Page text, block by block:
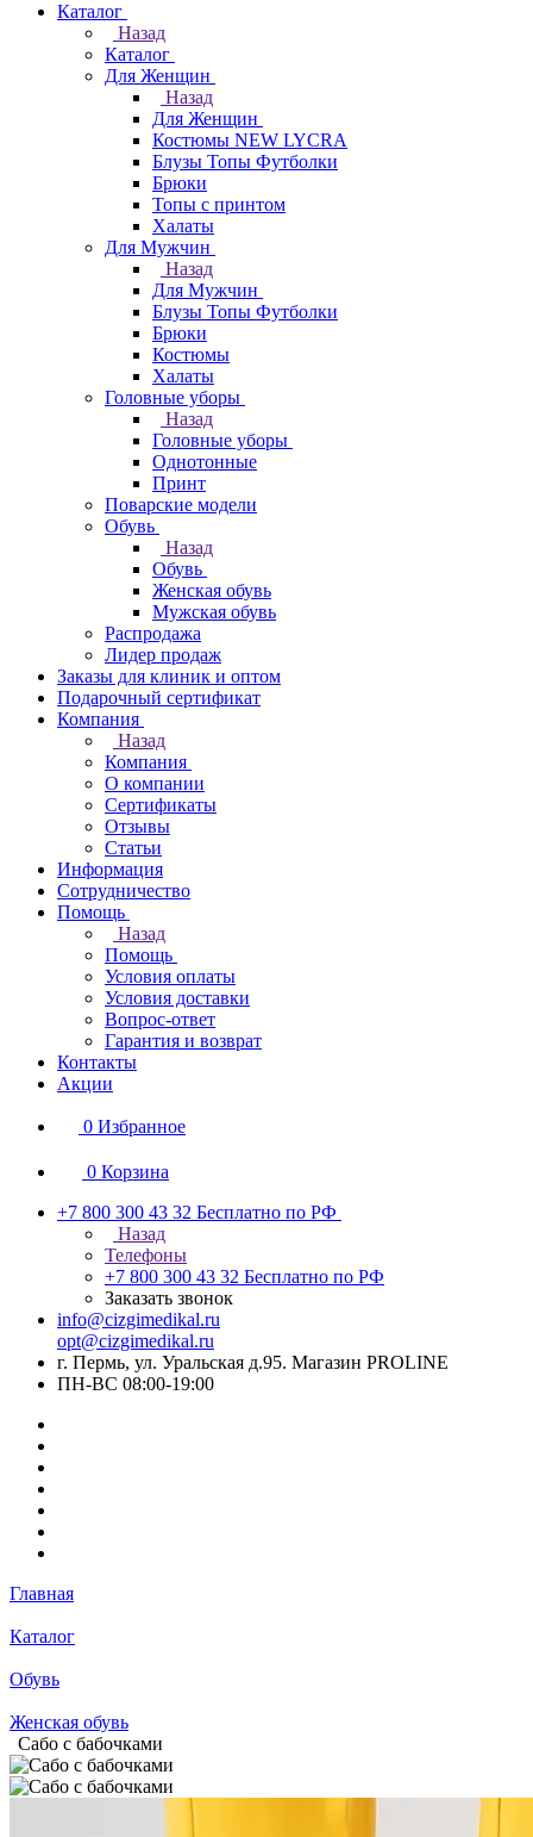
Каталог
Назад
Каталог
Для Женщин
Назад
Для Женщин
Костюмы NEW LYCRA
Блузы Топы Футболки
Брюки
Топы с принтом
Халаты
Для Мужчин
Назад
Для Мужчин
Блузы Топы Футболки
Брюки
Костюмы
Халаты
Головные уборы
Назад
Головные уборы
Однотонные
Принт
Поварские модели
Обувь
Назад
Обувь
Женская обувь
Мужская обувь
Распродажа
Лидер продаж
Заказы для клиник и оптом
Подарочный сертификат
Компания
Назад
Компания
О компании
Сертификаты
Отзывы
Статьи
Информация
Сотрудничество
Помощь
Назад
Помощь
Условия оплаты
Условия доставки
Вопрос-ответ
Гарантия и возврат
Контакты
Акции
0 Избранное
0 Корзина
+7 800 300 43 32 Бесплатно по РФ
Назад
Телефоны
+7 800 300 43 32 Бесплатно по РФ
Заказать звонок
info@cizgimedikal.ru
opt@cizgimedikal.ru
г. Пермь, ул. Уральская д.95. Магазин PROLINE
ПН-ВС 08:00-19:00
Главная
Каталог
Обувь
Женская обувь
Сабо с бабочками